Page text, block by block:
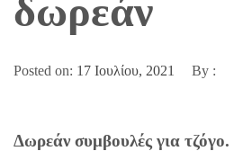
δωρεάν
Posted on: 17 Ιουλίου, 2021 By :
Δωρεάν συμβουλές για τζόγο.